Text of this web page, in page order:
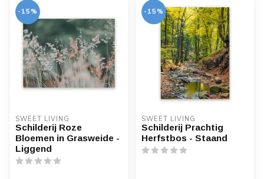
-15%
SWEET LIVING
Schilderij Roze
Bloemen in Grasweide -
Liggend
-15%
SWEET LIVING
Schilderij Prachtig
Herfstbos - Staand